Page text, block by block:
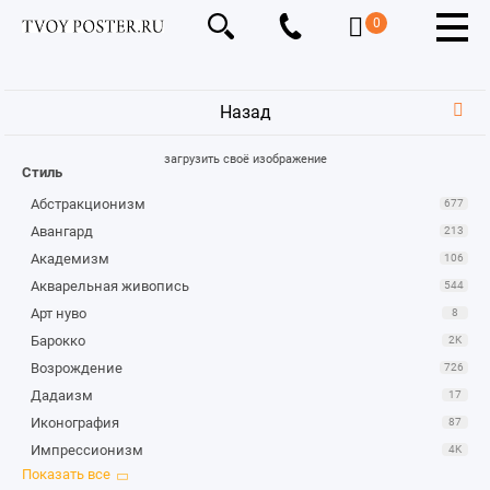
0
Назад
загрузить своё изображение
Стиль
Абстракционизм
677
Авангард 213
Академизм 106
Акварельная живопись 544
Арт нуво 8
Барокко 2K
Возрождение 726
Дадаизм 17
Иконография 87
Импрессионизм 4K
Караваджизм